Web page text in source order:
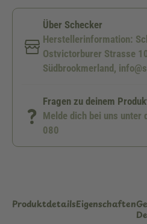
Über Schecker
Herstellerinformation:
Ostvictorburer Strasse
Südbrookmerland,
Fragen zu deinem
Melde dich bei uns
080
ProduktdetailsEigenschaften